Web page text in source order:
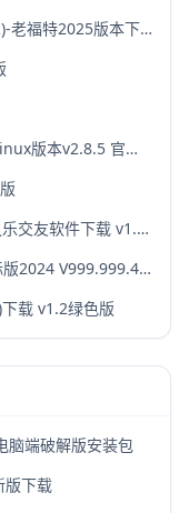
老福特2025最新破解版(网易LOFTER)-老福特2025版本下载v8.1.22
为知笔记linux绿色版下载-为知笔记linux版本v2.8.5 官方破解版
非鱼之乐app官方破解版下载-非鱼之乐交友软件下载 v1.3.9安卓版
capcut2024最新破解版|capcut国际版2024 V999.999.45 安卓版下载
载 v1.2绿色版
脑端破解版安装包
版下载